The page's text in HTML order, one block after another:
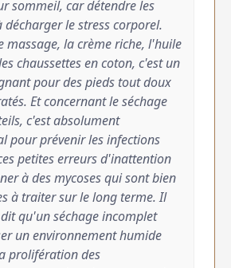
sommeil, car détendre les
décharger le stress corporel.
massage, la crème riche, l'huile
chaussettes en coton, c'est un
pour des pieds tout doux
Et concernant le séchage
c'est absolument
pour prévenir les infections
petites erreurs d'inattention
à des mycoses qui sont bien
à traiter sur le long terme. Il
qu'un séchage incomplet
un environnement humide
prolifération des